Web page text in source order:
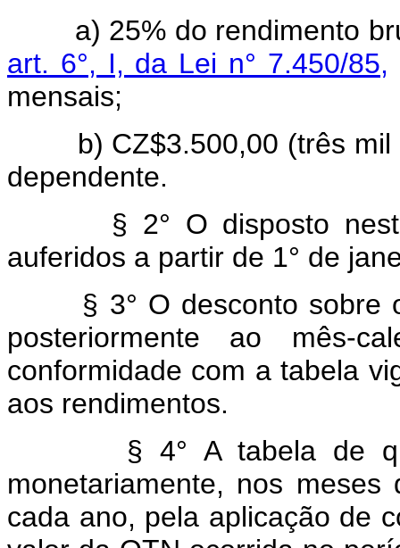
a) 25% do rendimento
art. 6°, I, da Lei n° 7.450/85,
mensais;
b) CZ$3.500,00 (três mil
dependente.
§ 2° O disposto neste
auferidos a partir de 1° de
§ 3° O desconto sobre
posteriormente ao mês-
conformidade com a tabela
aos rendimentos.
§ 4° A tabela de
monetariamente, nos
cada ano, pela aplicação de